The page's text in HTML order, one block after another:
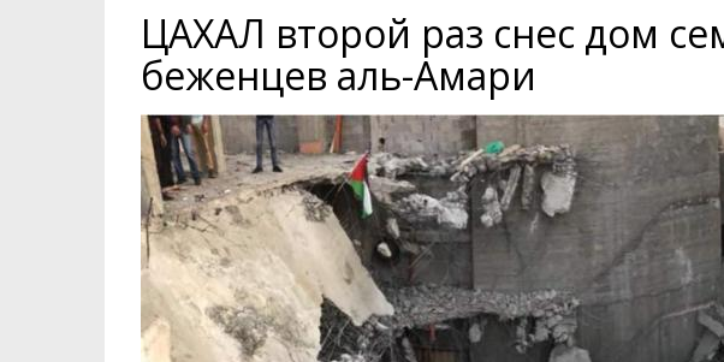
ЦАХАЛ второй раз снес дом
беженцев аль-Амари